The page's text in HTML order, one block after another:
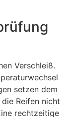
Verschleiß.
setzen dem
Reifen nicht
rechtzeitige